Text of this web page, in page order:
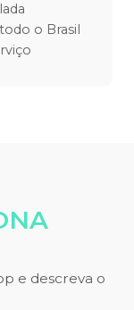
o Brasil
e descreva o